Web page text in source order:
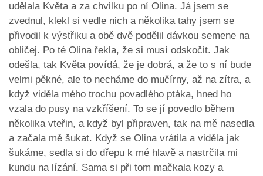
udělala Květa a za chvilku po ní Olina. Já jsem se
zvednul, klekl si vedle nich a několika tahy jsem se
přivodil k výstřiku a obě dvě podělil dávkou semene na
obličej. Po té Olina řekla, že si musí odskočit. Jak
odešla, tak Květa povídá, že je dobrá, a že to s ní bude
velmi pěkné, ale to necháme do mučírny, až na zítra, a
když viděla mého trochu povadlého ptáka, hned ho
vzala do pusy na vzkříšení. To se jí povedlo během
několika vteřin, a když byl připraven, tak na mě nasedla
a začala mě šukat. Když se Olina vrátila a viděla jak
šukáme, sedla si do dřepu k mé hlavě a nastrčila mi
kundu na lízání. Sama si při tom mačkala kozy a